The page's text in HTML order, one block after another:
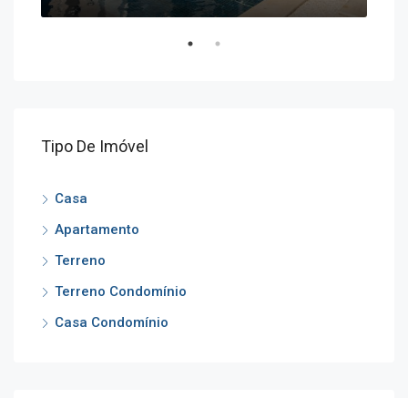
Tipo De Imóvel
Casa
Apartamento
Terreno
Terreno Condomínio
Casa Condomínio